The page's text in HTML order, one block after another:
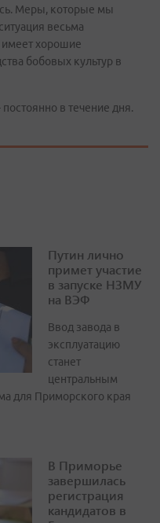
Меры, которые мы
весьма
имеет хорошие
бобовых культур в
в течение дня.
Путин лично
примет участие
в запуске НЗМУ
на ВЭФ
Ввод завода в
эксплуатацию
станет
центральным
для Приморского края
В Приморье
завершилась
регистрация
кандидатов в